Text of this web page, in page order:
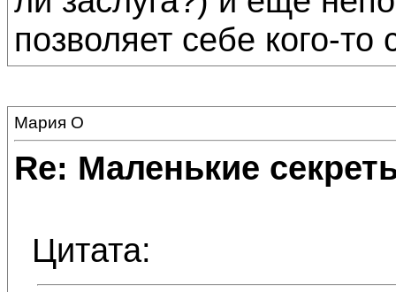
позволяет себе кого-
Мария О
Re: Маленькие
Цитата: